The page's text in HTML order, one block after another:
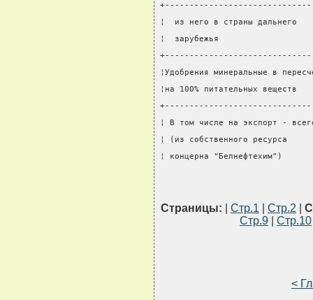
¦  из него в страны
¦  зарубежья
¦Удобрения минеральные в
¦на 100% питательных
¦ В том числе на экспорт -
¦ (из собственного
¦ концерна
Страницы: Стр.1 Стр.2
Стр.9
Стр.10
<